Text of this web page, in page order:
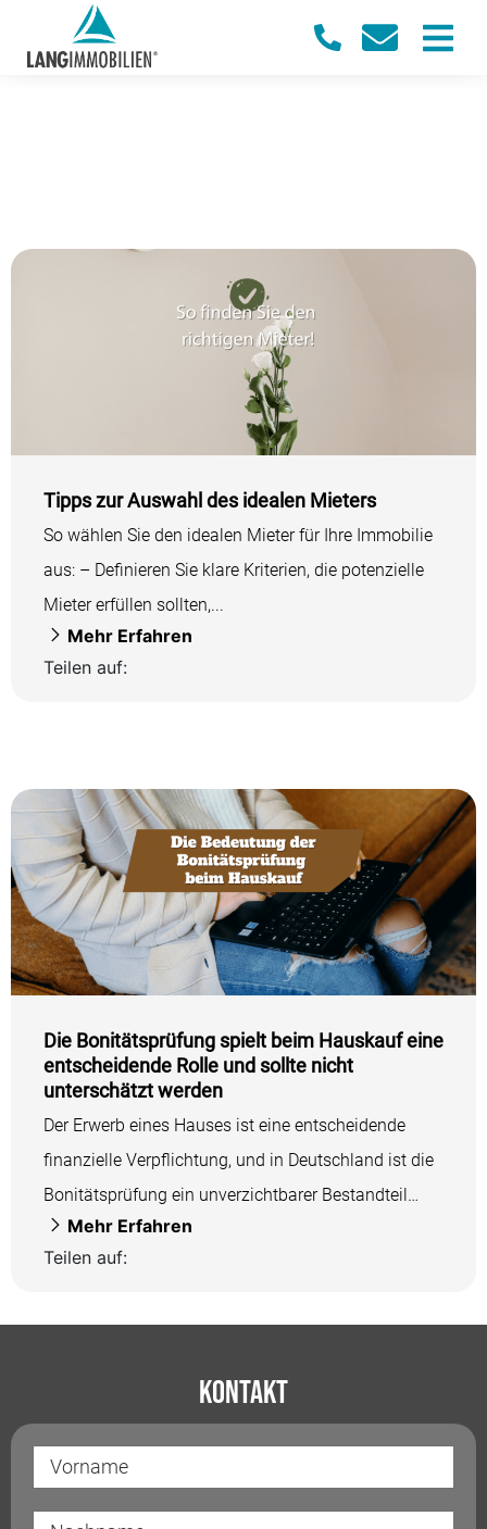
Tipps zur Auswahl des idealen Mieters
So wählen Sie den idealen Mieter für Ihre Immobilie
aus: – Definieren Sie klare Kriterien, die potenzielle
Mieter erfüllen sollten,...
Mehr Erfahren
Teilen auf:
Die Bonitätsprüfung spielt beim Hauskauf eine
entscheidende Rolle und sollte nicht
unterschätzt werden
Der Erwerb eines Hauses ist eine entscheidende
finanzielle Verpflichtung, und in Deutschland ist die
Bonitätsprüfung ein unverzichtbarer Bestandteil
dieses Prozesses....
Mehr Erfahren
Teilen auf:
Kontakt